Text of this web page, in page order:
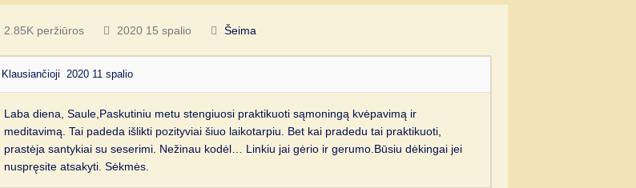
2.85K peržiūros 2020 15 spalio Šeima
Klausiančioji2020 11 spalio
Laba diena, Saule,Paskutiniu metu stengiuosi praktikuoti sąmoningą kvėpavimą ir
meditavimą. Tai padeda išlikti pozityviai šiuo laikotarpiu. Bet kai pradedu tai praktikuoti,
prastėja santykiai su seserimi. Nežinau kodėl… Linkiu jai gėrio ir gerumo.Būsiu dėkingai jei
nuspręsite atsakyti. Sėkmės.